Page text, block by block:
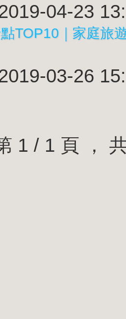
04-23
TOP10｜家庭旅
03-26
1 / 1 頁